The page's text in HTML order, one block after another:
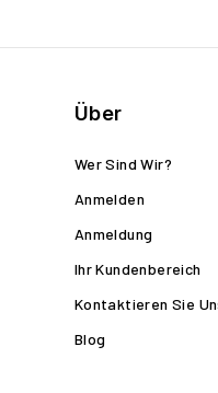
Über
Wer Sind Wir?
Anmelden
Anmeldung
Ihr Kundenbereich
Kontaktieren Sie
Blog